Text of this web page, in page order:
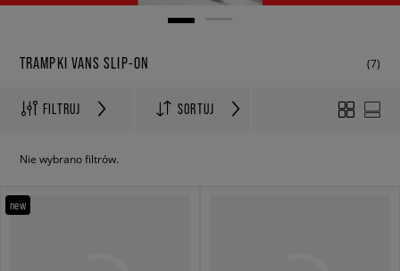
TRAMPKI VANS SLIP-ON (7)
FILTRUJ SORTUJ
Nie wybrano filtrów.
new